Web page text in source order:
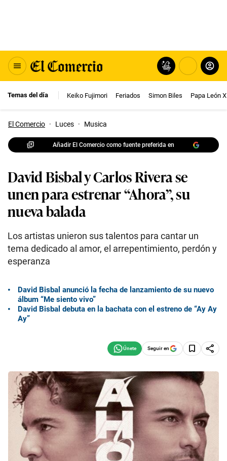
Temas del día Keiko Fujimori Feriados Simon Biles Papa León
El Comercio · Luces · Musica
Añadir El Comercio como fuente preferida en
David Bisbal y Carlos Rivera se
unen para estrenar “Ahora”, su
nueva balada
Los artistas unieron sus talentos para cantar un
tema dedicado al amor, el arrepentimiento, perdón y
esperanza
David Bisbal anunció la fecha de lanzamiento de su nuevo
álbum “Me siento vivo”
David Bisbal debuta en la bachata con el estreno de “Ay Ay
Ay”
Seguir en